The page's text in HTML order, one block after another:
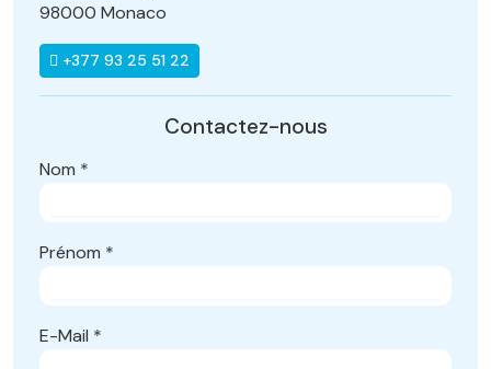
98000 Monaco
+377 93 25 51 22
Contactez-nous
Nom *
Prénom *
E-Mail *